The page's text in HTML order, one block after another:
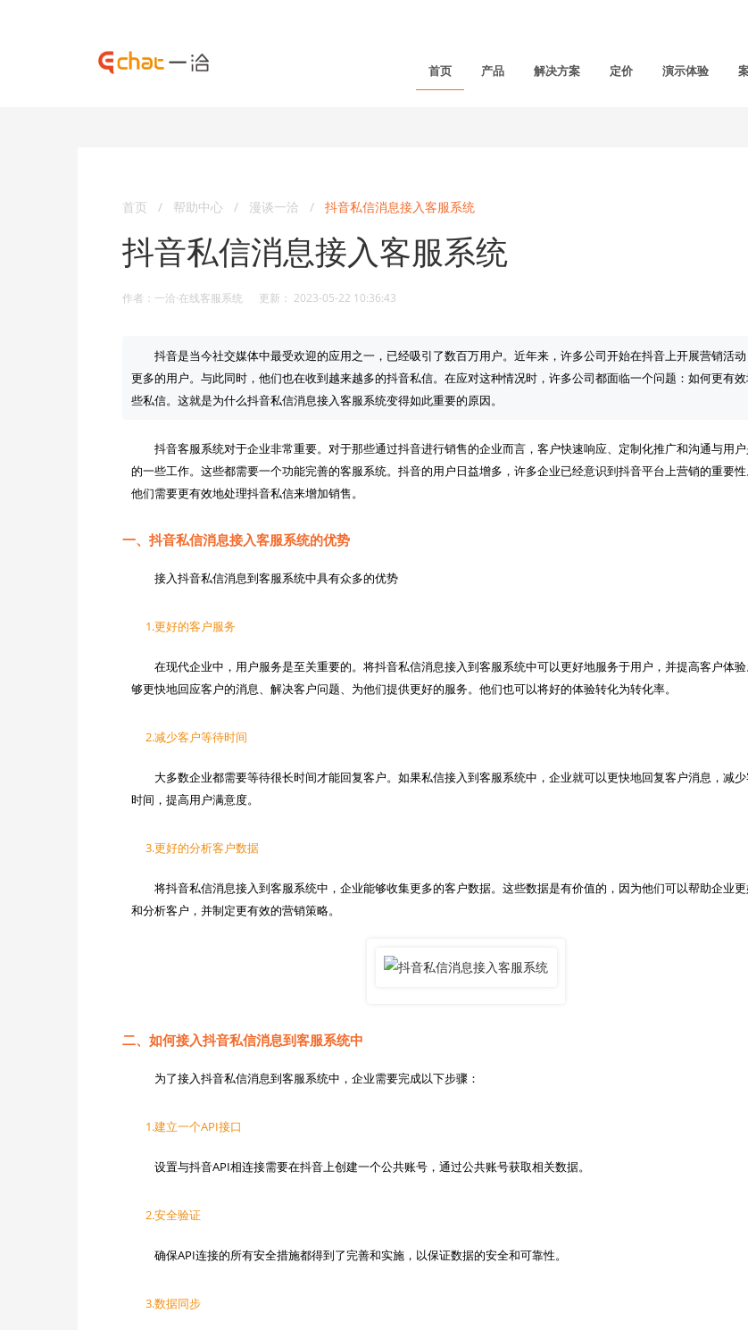
首页 产品 解决方案 定价 演示体验
首页 / 帮助中心 / 漫谈一洽 / 抖音私信消息接入客服系统
抖音私信消息接入客服系统
作者：一洽·在线客服系统 更新： 2023-05-22 10:36:43
抖音是当今社交媒体中最受欢迎的应用之一，已经吸引了数百万用户。近年来，许多公司开始在抖音上开展营销活
更多的用户。与此同时，他们也在收到越来越多的抖音私信。在应对这种情况时，许多公司都面临一个问题：如何更有
抖音客服系统对于企业非常重要。对于那些通过抖音进行销售的企业而言，客户快速响应、定制化推广和沟通与用
的一些工作。这些都需要一个功能完善的客服系统。抖音的用户日益增多，许多企业已经意识到抖音平台上营销的重要性
一、抖音私信消息接入客服系统的优势
接入抖音私信消息到客服系统中具有众多的优势
1.更好的客户服务
在现代企业中，用户服务是至关重要的。将抖音私信消息接入到客服系统中可以更好地服务于用户，并提高客户体
2.减少客户等待时间
大多数企业都需要等待很长时间才能回复客户。如果私信接入到客服系统中，企业就可以更快地回复客户消息，减
3.更好的分析客户数据
将抖音私信消息接入到客服系统中，企业能够收集更多的客户数据。这些数据是有价值的，因为他们可以帮助企业
二、如何接入抖音私信消息到客服系统中
1.建立一个API接口
2.安全验证
3.数据同步